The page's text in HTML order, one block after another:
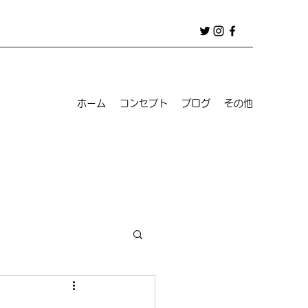
ホーム コンセプト ブログ その他